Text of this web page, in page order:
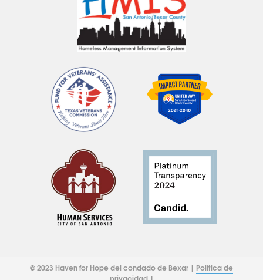
© 2023 Haven for Hope del condado de Bexar | Política de